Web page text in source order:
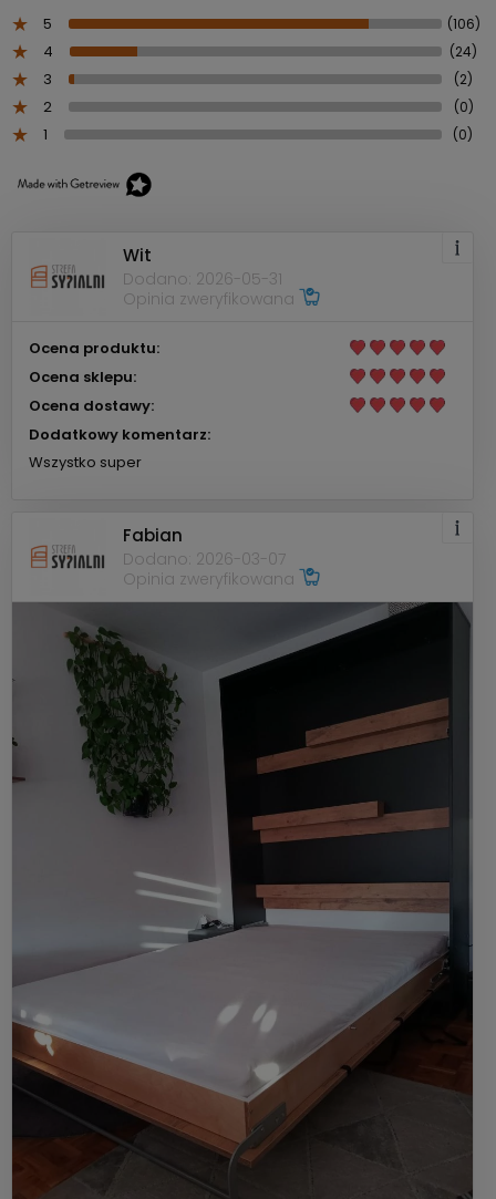
5
(106)
4 (24)
3 (2)
2 (0)
1 (0)
Wit
Dodano: 2026-05-31
Opinia zweryfikowana
Ocena produktu:
Ocena sklepu:
Ocena dostawy:
Dodatkowy komentarz:
Wszystko super
Fabian
Dodano: 2026-03-07
Opinia zweryfikowana